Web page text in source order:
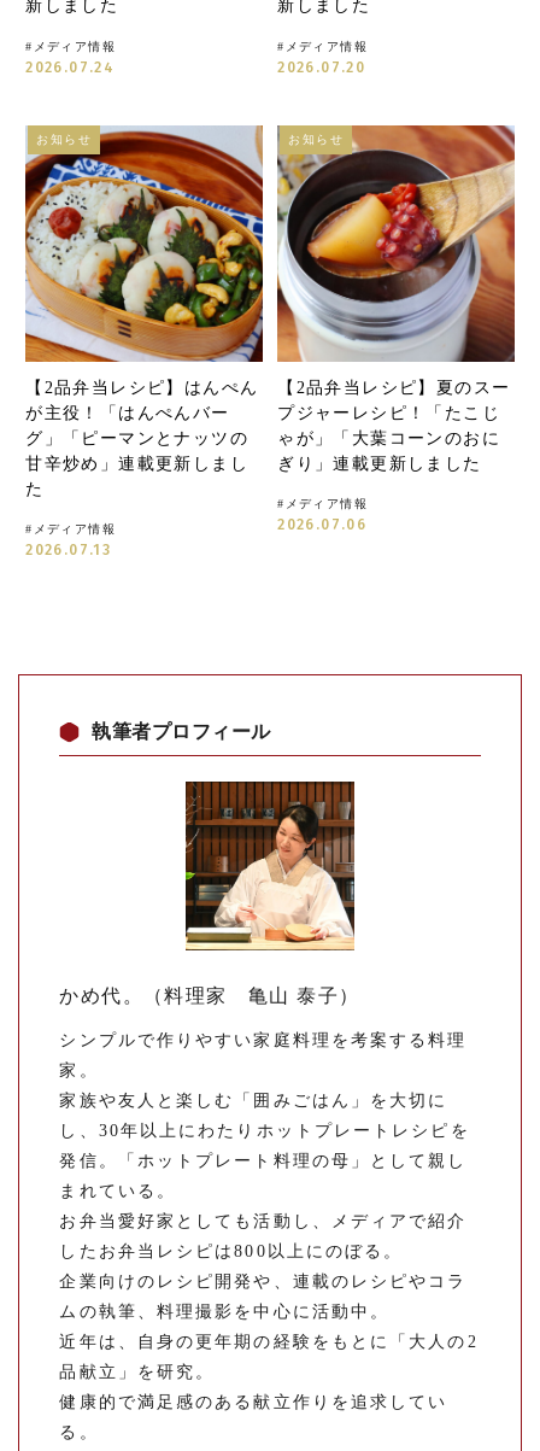
新しました
# メディア情報
2026.07.24
新しました
# メディア情報
2026.07.20
【2品弁当レシピ】はんぺん
が主役！「はんぺんバー
グ」「ピーマンとナッツの
甘辛炒め」連載更新しまし
た
# メディア情報
2026.07.13
お知らせ
【2品弁当レシピ】夏のスー
プジャーレシピ！「たこじ
ゃが」「大葉コーンのおに
ぎり」連載更新しました
# メディア情報
2026.07.06
お知らせ
執筆者プロフィール
かめ代。（料理家 亀山 泰子）
シンプルで作りやすい家庭料理を考案する料理
家。
家族や友人と楽しむ「囲みごはん」を大切に
し、30年以上にわたりホットプレートレシピを
発信。「ホットプレート料理の母」として親し
まれている。
お弁当愛好家としても活動し、メディアで紹介
したお弁当レシピは800以上にのぼる。
企業向けのレシピ開発や、連載のレシピやコラ
ムの執筆、料理撮影を中心に活動中。
近年は、自身の更年期の経験をもとに「大人の2
品献立」を研究。
健康的で満足感のある献立作りを追求してい
る。